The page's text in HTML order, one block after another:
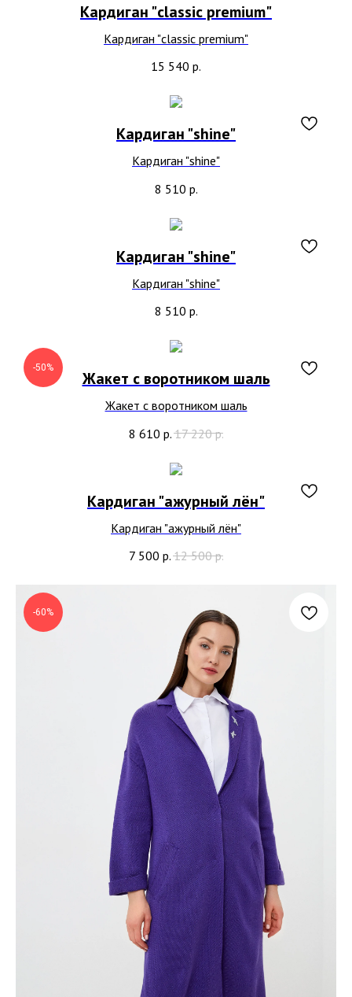
Кардиган "classic premium"
Кардиган "classic premium"
15 540 р.
Кардиган "shine"
Кардиган "shine"
8 510 р.
Кардиган "shine"
Кардиган "shine"
8 510 р.
-50%
Жакет с воротником шаль
Жакет с воротником шаль
8 610 р.17 220 р.
Кардиган "ажурный лён"
Кардиган "ажурный лён"
7 500 р.12 500 р.
-60%